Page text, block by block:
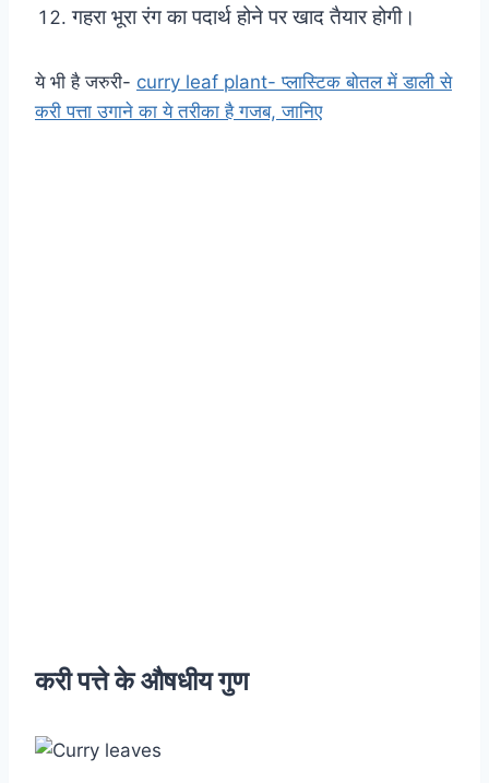
गहरा भूरा रंग का पदार्थ होने पर खाद तैयार होगी।
ये भी है जरुरी- curry leaf plant- प्लास्टिक बोतल में डाली से
करी पत्ता उगाने का ये तरीका है गजब, जानिए
करी पत्ते के औषधीय गुण